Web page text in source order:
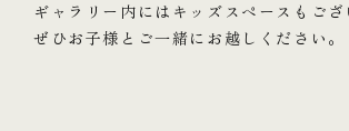
ギャラリー内にはキッズスペースもござ
ぜひお子様とご一緒にお越しください。